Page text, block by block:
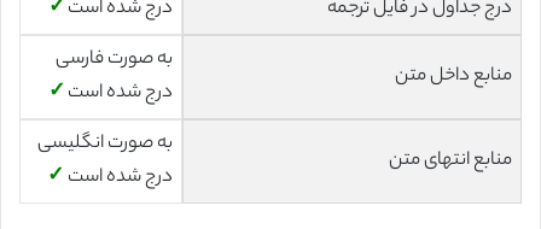
درج جداول در فایل ترجمه
درج شده است ✓
منابع داخل متن
به صورت فارسی
درج شده است ✓
منابع انتهای متن
به صورت انگلیسی
درج شده است ✓